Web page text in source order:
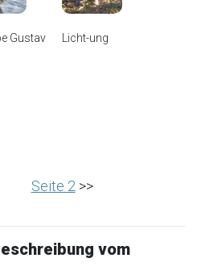
Gustav
Licht-ung
Seite 2 >>
vom